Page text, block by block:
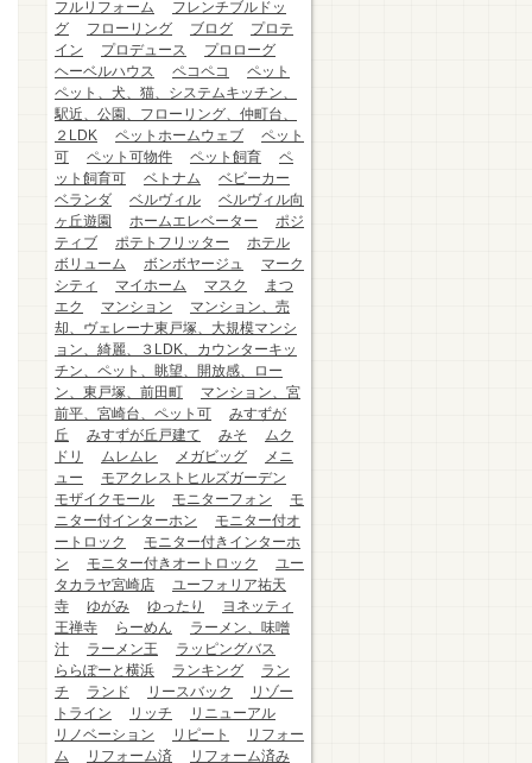
フルリフォーム
フレンチブルドッ
グ
フローリング ブログ
プロテ
イン
プロデュース
プロローグ
ヘーベルハウス
ペコペコ
ペット
ペット、犬、猫、システムキッチン、
駅近、公園、フローリング、仲町台、
２LDK
ペットホームウェブ
ペット
可
ペット可物件 ペット飼育
ペ
ット飼育可
ベトナム
ベビーカー
ベランダ
ベルヴィル
ベルヴィル向
ヶ丘遊園
ホームエレベーター
ポジ
ティブ
ポテトフリッター
ホテル
ボリューム
ボンボヤージュ
マーク
シティ
マイホーム マスク
まつ
エク
マンション
マンション、売
却、ヴェレーナ東戸塚、大規模マンシ
ョン、綺麗、３LDK、カウンターキッ
チン、ペット、眺望、開放感、ロー
ン、東戸塚、前田町
マンション、宮
前平、宮崎台、ペット可
みすずが
丘
みすずが丘戸建て みそ
ムク
ドリ
ムレムレ メガビッグ
メニ
ュー
モアクレストヒルズガーデン
モザイクモール
モニターフォン
モ
ニター付インターホン
モニター付オ
ートロック
モニター付きインターホ
ン
モニター付きオートロック
ユー
タカラヤ宮崎店
ユーフォリア祐天
寺
ゆがみ ゆったり
ヨネッティ
王禅寺
らーめん
ラーメン、味噌
汁
ラーメン王
ラッピングバス
ららぽーと横浜
ランキング
ラン
チ
ランド リースバック
リゾー
トライン
リッチ
リニューアル
リノベーション
リピート
リフォー
ム
リフォーム済
リフォーム済み